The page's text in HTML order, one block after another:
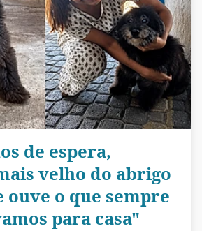
de espera,
velho do abrigo
o que sempre
para casa"